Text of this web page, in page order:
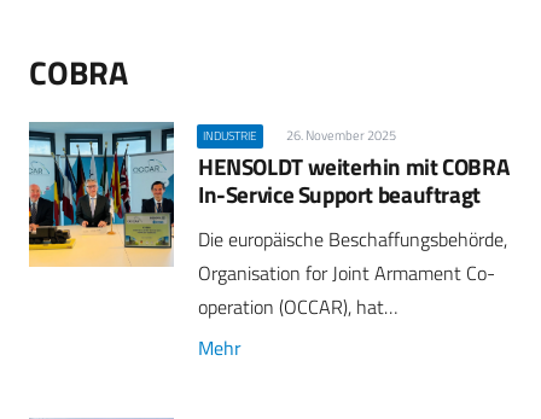
COBRA
INDUSTRIE 26. November 2025
HENSOLDT weiterhin mit COBRA
In-Service Support beauftragt
Die europäische Beschaffungsbehörde,
Organisation for Joint Armament Co-
operation (OCCAR), hat…
Mehr